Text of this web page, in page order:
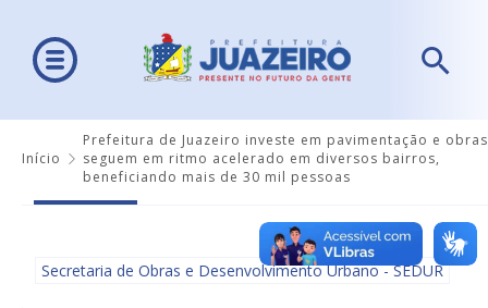
Início
Prefeitura de Juazeiro investe em pavimentação e obras
seguem em ritmo acelerado em diversos bairros,
beneficiando mais de 30 mil pessoas
Secretaria de Obras e Desenvolvimento Urbano - SEDUR